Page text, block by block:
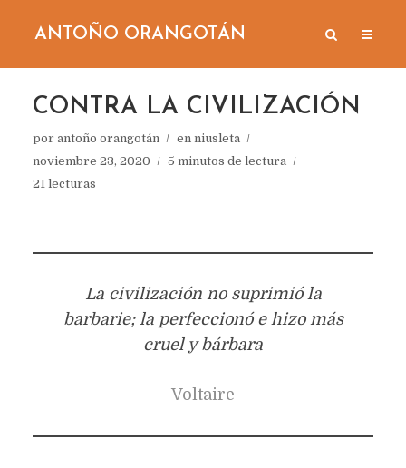
ANTOÑO ORANGOTÁN
CONTRA LA CIVILIZACIÓN
por antoño orangotán en niusleta
noviembre 23, 2020
5 minutos de lectura
21 lecturas
La civilización no suprimió la
barbarie; la perfeccionó e hizo más
cruel y bárbara
Voltaire